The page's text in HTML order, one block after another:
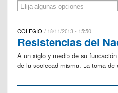
COLEGIO 18/11/2013 - 15:50
Resistencias del
A un siglo y medio de su
de la sociedad misma. La toma